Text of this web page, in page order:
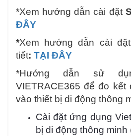
*Xem hướng dẫn cài đặt
ĐÂY
*Xem hướng dẫn cài
tiết: TẠI ĐÂY
*Hướng dẫn sử
VIETRACE365 để đo kết
vào thiết bị di động thông
Cài đặt ứng dụng
bị di động thông minh